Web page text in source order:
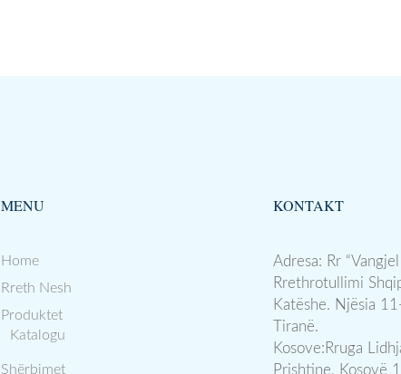
MENU
Home
Rreth Nesh
Produktet
Katalogu
Shërbimet
KONTAKT
Adresa: Rr
Rrethrotullimi
Katëshe. Njësia
Tiranë.
Kosove:Rruga
Prishtine, Kosovë